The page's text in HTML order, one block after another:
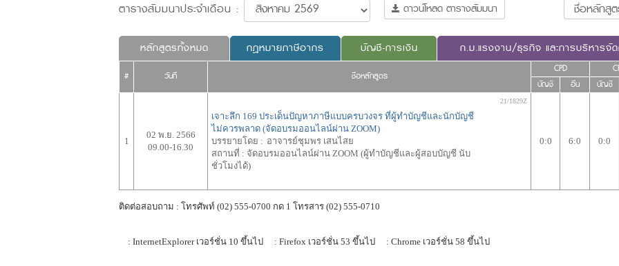
ตารางสัมมนาประจำเดือน : ดาวน์โหลด ตารางสัมมนา
หลักสูตรทั้งหมด กฎหมายภาษีอากร บัญชี-การเงิน ก.ม.แรงงาน/ธุรกิจ และการบริหารจั
# วันที่ ชื่อหลักสูตร
CPD
บัญชี อื่น บัญชี
1
02 พ.ย. 2566
09.00-16.30
เจาะลึก 169 ประเด็นปัญหาภาษีแบบครบวงจร ที่ผู้ทำบัญชีและนักบัญชี
ไม่ควรพลาด (จัดอบรมออนไลน์ผ่าน ZOOM)
บรรยายโดย : อาจารย์ชุมพร เสนไสย
สถานที่ : จัดอบรมออนไลน์ผ่าน ZOOM (ผู้ทำบัญชีและผู้สอบบัญชี นับ
ชั่วโมงได้)
21/1829Z
0:0 6:0 0:0
ติดต่อสอบถาม : โทรศัพท์ (02) 555-0700 กด 1 โทรสาร (02) 555-0710
: InternetExplorer เวอร์ชั่น 10 ขึ้นไป : Firefox เวอร์ชั่น 53 ขึ้นไป : Chrome เวอร์ชั่น 58 ขึ้นไป